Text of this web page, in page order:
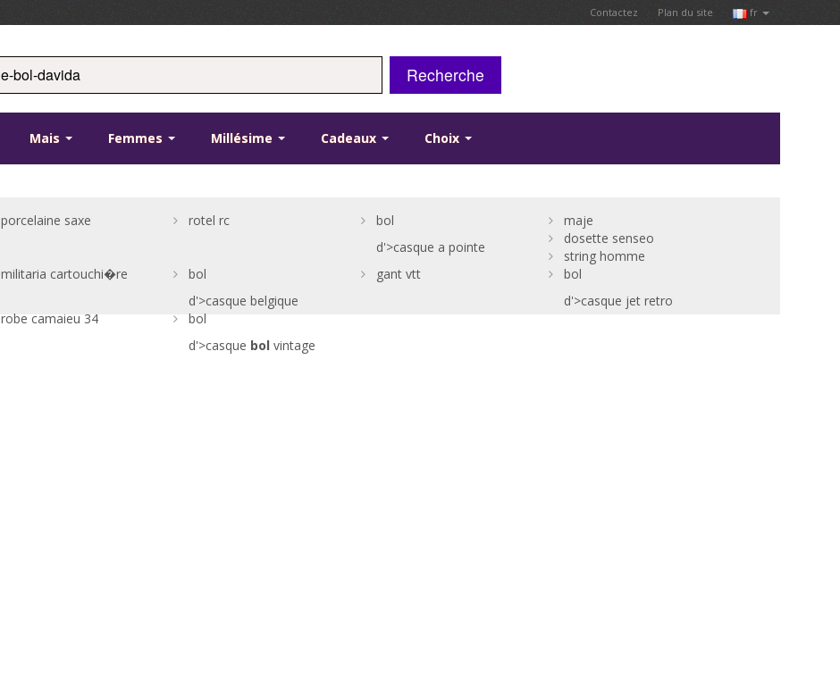
Contactez Plan du site fr
Recherche
Mais Femmes Millésime Cadeaux Choix
porcelaine saxe rotel rc
bol
d'>casque a pointe
maje
dosette senseo
string homme
militaria cartouchi�re
bol
d'>casque belgique
gant vtt
bol
d'>casque jet retro
robe camaieu 34
bol
d'>casque bol vintage